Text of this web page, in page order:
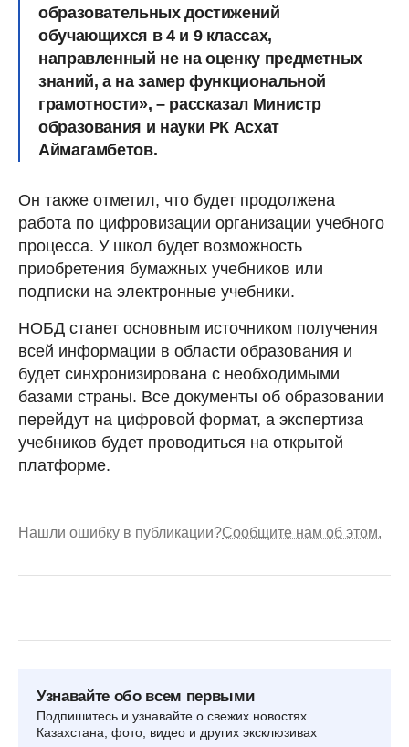
образовательных достижений
обучающихся в 4 и 9 классах,
направленный не на оценку предметных
знаний, а на замер функциональной
грамотности», – рассказал Министр
образования и науки РК Асхат
Аймагамбетов.
Он также отметил, что будет продолжена
работа по цифровизации организации учебного
процесса. У школ будет возможность
приобретения бумажных учебников или
подписки на электронные учебники.
НОБД станет основным источником получения
всей информации в области образования и
будет синхронизирована с необходимыми
базами страны. Все документы об образовании
перейдут на цифровой формат, а экспертиза
учебников будет проводиться на открытой
платформе.
Нашли ошибку в публикации?Сообщите нам об этом.
Узнавайте обо всем первыми
Подпишитесь и узнавайте о свежих новостях
Казахстана, фото, видео и других эксклюзивах